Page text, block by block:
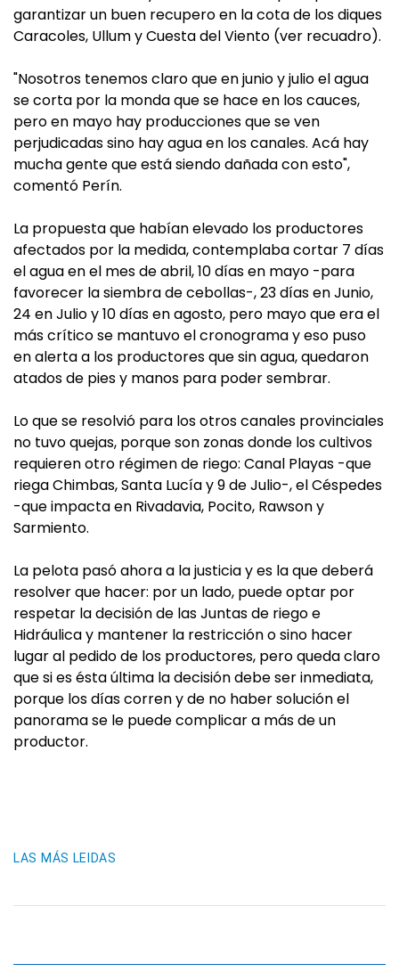
garantizar un buen recupero en la cota de los diques
Caracoles, Ullum y Cuesta del Viento (ver recuadro).
"Nosotros tenemos claro que en junio y julio el agua
se corta por la monda que se hace en los cauces,
pero en mayo hay producciones que se ven
perjudicadas sino hay agua en los canales. Acá hay
mucha gente que está siendo dañada con esto",
comentó Perín.
La propuesta que habían elevado los productores
afectados por la medida, contemplaba cortar 7 días
el agua en el mes de abril, 10 días en mayo -para
favorecer la siembra de cebollas-, 23 días en Junio,
24 en Julio y 10 días en agosto, pero mayo que era el
más crítico se mantuvo el cronograma y eso puso
en alerta a los productores que sin agua, quedaron
atados de pies y manos para poder sembrar.
Lo que se resolvió para los otros canales provinciales
no tuvo quejas, porque son zonas donde los cultivos
requieren otro régimen de riego: Canal Playas -que
riega Chimbas, Santa Lucía y 9 de Julio-, el Céspedes
-que impacta en Rivadavia, Pocito, Rawson y
Sarmiento.
La pelota pasó ahora a la justicia y es la que deberá
resolver que hacer: por un lado, puede optar por
respetar la decisión de las Juntas de riego e
Hidráulica y mantener la restricción o sino hacer
lugar al pedido de los productores, pero queda claro
que si es ésta última la decisión debe ser inmediata,
porque los días corren y de no haber solución el
panorama se le puede complicar a más de un
productor.
LAS MÁS LEIDAS